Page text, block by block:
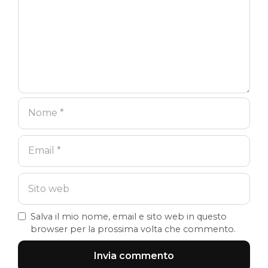
Salva il mio nome, email e sito web in questo
browser per la prossima volta che commento.